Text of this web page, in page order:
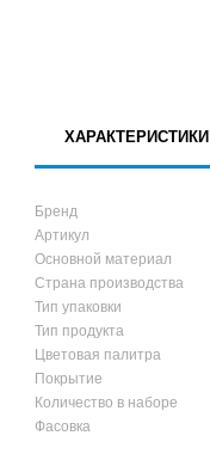
ХАРАКТЕРИСТИКИ
Бренд
Артикул
Основной материал
Страна производства
Тип упаковки
Тип продукта
Цветовая палитра
Покрытие
Количество в наборе
Фасовка